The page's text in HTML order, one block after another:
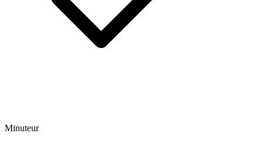
Minuteur